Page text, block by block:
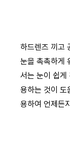
하드렌즈 끼고
눈을 촉촉하게
서는 눈이 쉽게
용하는 것이 도
용하여 언제든